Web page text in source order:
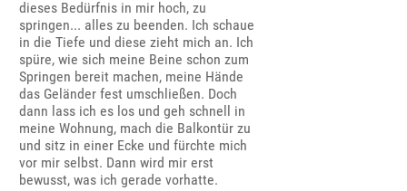
dieses Bedürfnis in mir hoch, zu
springen... alles zu beenden. Ich schaue
in die Tiefe und diese zieht mich an. Ich
spüre, wie sich meine Beine schon zum
Springen bereit machen, meine Hände
das Geländer fest umschließen. Doch
dann lass ich es los und geh schnell in
meine Wohnung, mach die Balkontür zu
und sitz in einer Ecke und fürchte mich
vor mir selbst. Dann wird mir erst
bewusst, was ich gerade vorhatte.